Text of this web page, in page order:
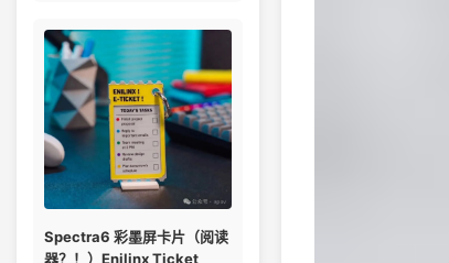
Spectra6 彩墨屏卡片（阅读
器？！）Enilinx Ticket